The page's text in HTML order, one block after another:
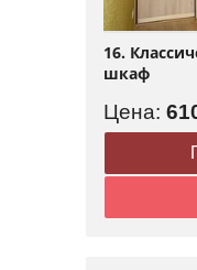
16.
шкаф
Цена: